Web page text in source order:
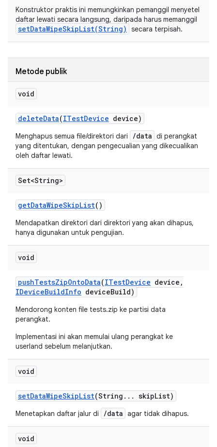
Konstruktor praktis ini memungkinkan pemanggil menyetel
daftar lewati secara langsung, daripada harus memanggil
setDataWipeSkipList(String) secara terpisah.
Metode publik
void
deleteData(ITestDevice device)
Menghapus semua file/direktori dari /data di perangkat
yang ditentukan, dengan pengecualian yang dikecualikan
oleh daftar lewati.
Set<String>
getDataWipeSkipList()
Mendapatkan direktori dari direktori yang akan dihapus,
hanya digunakan untuk pengujian.
void
pushTestsZipOntoData(ITestDevice device ,
IDeviceBuildInfo deviceBuild)
Mendorong konten file tests.zip ke partisi data
perangkat.
Implementasi ini akan memulai ulang perangkat ke
userland sebelum melanjutkan.
void
setDataWipeSkipList(String . . . skipList)
Menetapkan daftar jalur di /data agar tidak dihapus.
void